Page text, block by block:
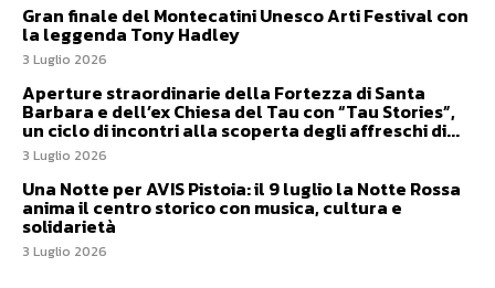
Gran finale del Montecatini Unesco Arti Festival con
la leggenda Tony Hadley
3 Luglio 2026
Aperture straordinarie della Fortezza di Santa
Barbara e dell’ex Chiesa del Tau con “Tau Stories”,
un ciclo di incontri alla scoperta degli affreschi di...
3 Luglio 2026
Una Notte per AVIS Pistoia: il 9 luglio la Notte Rossa
anima il centro storico con musica, cultura e
solidarietà
3 Luglio 2026